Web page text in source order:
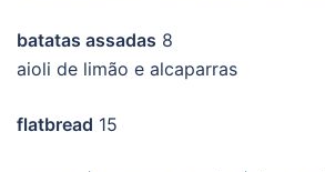
batatas assadas 8
aioli de limão e alcaparras
flatbread 15